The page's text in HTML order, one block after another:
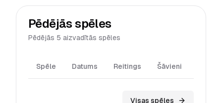
Pēdējās spēles
Pēdējās 5 aizvadītās spēles
Spēle Datums Reitings Šāvieni
Visas spēles